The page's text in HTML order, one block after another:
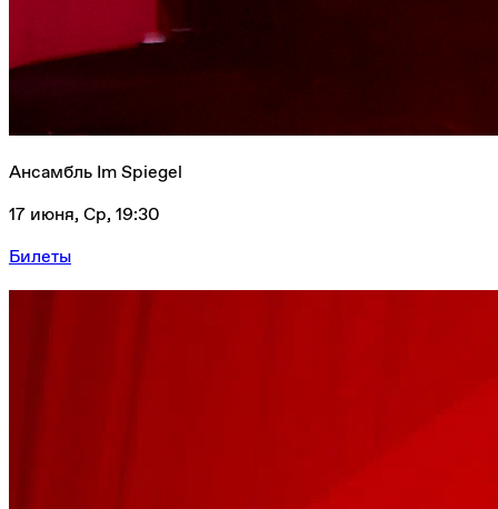
Ансамбль Im Spiegel
17 июня, Ср, 19:30
Билеты